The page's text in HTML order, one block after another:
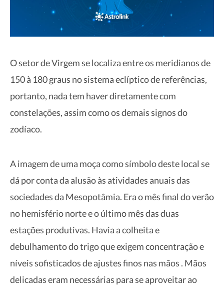
O setor de Virgem se localiza entre os meridianos de
150 à 180 graus no sistema eclíptico de referências,
portanto, nada tem haver diretamente com
constelações, assim como os demais signos do
zodíaco.
A imagem de uma moça como símbolo deste local se
dá por conta da alusão às atividades anuais das
sociedades da Mesopotâmia. Era o mês final do verão
no hemisfério norte e o último mês das duas
estações produtivas. Havia a colheita e
debulhamento do trigo que exigem concentração e
níveis sofisticados de ajustes finos nas mãos . Mãos
delicadas eram necessárias para se aproveitar ao